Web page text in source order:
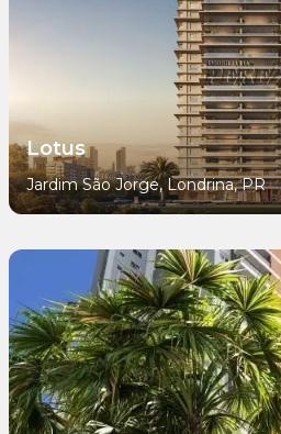
Lotus
Jardim São Jorge, Londrina, PR